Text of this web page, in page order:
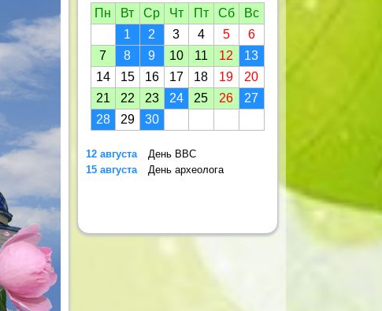
Пн
Вт Ср Чт Пт Сб
Вс
1
2 3 4 5
6
7
8 9 10 11 12
13
14
15 16 17 18 19
20
21
22 23 24 25 26
27
28
29 30
12 августа
День ВВС
15 августа
День археолога